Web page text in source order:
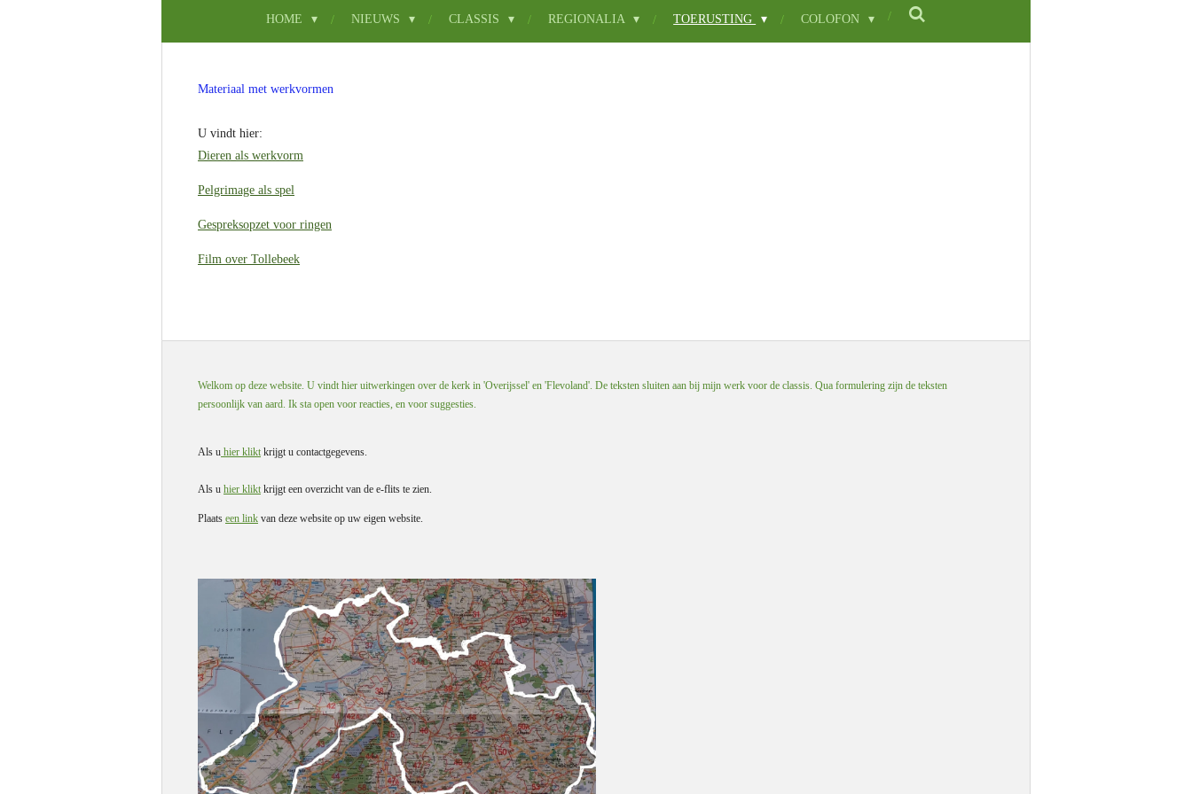
HOME NIEUWS CLASSIS REGIONALIA TOERUSTING COLOFON
Materiaal met werkvormen
U vindt hier:
Dieren als werkvorm
Pelgrimage als spel
Gespreksopzet voor ringen
Film over Tollebeek
Welkom op deze website. U vindt hier uitwerkingen over de kerk in 'Overijssel' en 'Flevoland'. De teksten sluiten aan bij mijn werk voor de classis. Qua formulering zijn de teksten
persoonlijk van aard. Ik sta open voor reacties, en voor suggesties.
Als u hier klikt krijgt u contactgegevens.
Als u hier klikt krijgt een overzicht van de e-flits te zien.
Plaats een link van deze website op uw eigen website.